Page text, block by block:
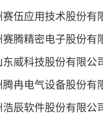
赛伍应用技术股份有
赛腾精密电子股份有
东威科技股份有限公
腾冉电气设备股份有
浩辰软件股份有限公